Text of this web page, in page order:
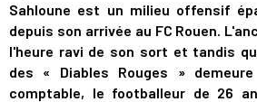
Sahloune est un milieu offensif
depuis son arrivée au FC Rouen.
l'heure ravi de son sort et tandis
des « Diables Rouges »
comptable, le footballeur de 26